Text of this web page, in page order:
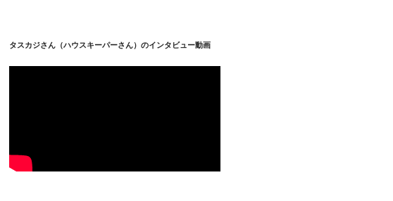
タスカジさん（ハウスキーパーさん）のインタビュー動画